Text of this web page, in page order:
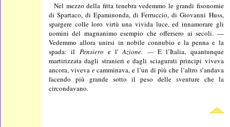
Nel mezzo della fitta tenebra vedemmo le grandi fisonomie
di Spartaco, di Epaminonda, di Ferruccio, di Giovanni Huss,
spargere colle loro virtù una vivida luce, ed innamorare gli
uomini del magnanimo esempio che offersero ai secoli. —
Vedemmo allora unirsi in nobile connubio e la penna e la
spada: il Pensiero e l' Azione. —E l’Italia, quantunque
martirizzata dagli stranieri e dagli sciagurati principi viveva
ancora, viveva ecamminava, e l’un di più che l’altro s’andava
facendo più grande sotto il peso delle sventure che la
circondavano.